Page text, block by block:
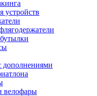
устройств
дополнениями
велофары